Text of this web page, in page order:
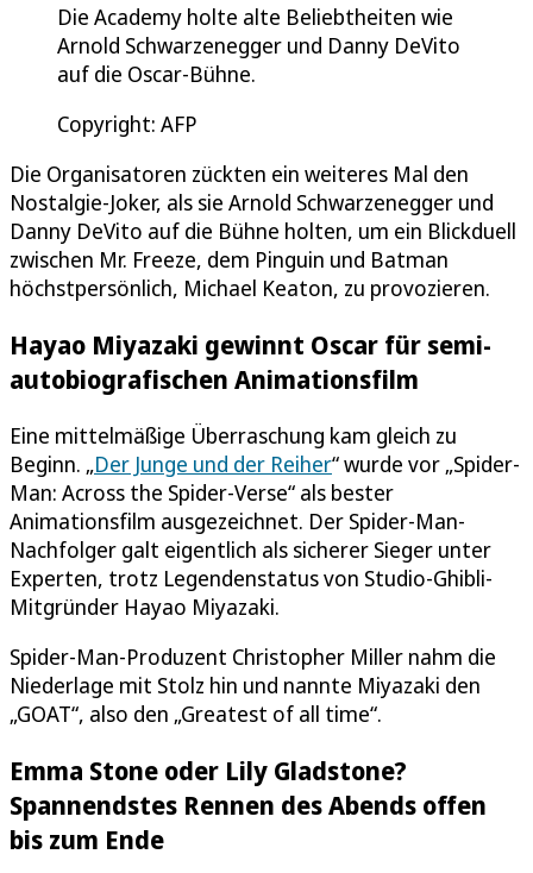
Die Academy holte alte Beliebtheiten wie
Arnold Schwarzenegger und Danny DeVito
auf die Oscar-Bühne.
Copyright: AFP
Die Organisatoren zückten ein weiteres Mal den
Nostalgie-Joker, als sie Arnold Schwarzenegger und
Danny DeVito auf die Bühne holten, um ein Blickduell
zwischen Mr. Freeze, dem Pinguin und Batman
höchstpersönlich, Michael Keaton, zu provozieren.
Hayao Miyazaki gewinnt Oscar für semi-
autobiografischen Animationsfilm
Eine mittelmäßige Überraschung kam gleich zu
Beginn. „Der Junge und der Reiher“ wurde vor „Spider-
Man: Across the Spider-Verse“ als bester
Animationsfilm ausgezeichnet. Der Spider-Man-
Nachfolger galt eigentlich als sicherer Sieger unter
Experten, trotz Legendenstatus von Studio-Ghibli-
Mitgründer Hayao Miyazaki.
Spider-Man-Produzent Christopher Miller nahm die
Niederlage mit Stolz hin und nannte Miyazaki den
„GOAT“, also den „Greatest of all time“.
Emma Stone oder Lily Gladstone?
Spannendstes Rennen des Abends offen
bis zum Ende